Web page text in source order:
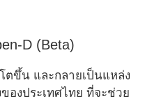
D (Beta)
ขึ้น และกลายเป็นแหล่ง
องประเทศไทย ที่จะช่วย